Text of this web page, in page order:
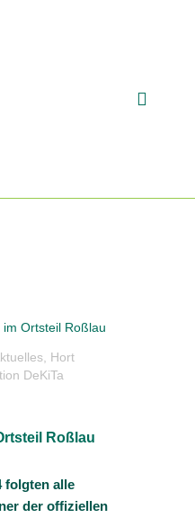
Ortsteil Roßlau
Hort
DeKiTa
Roßlau
folgten alle
der offiziellen